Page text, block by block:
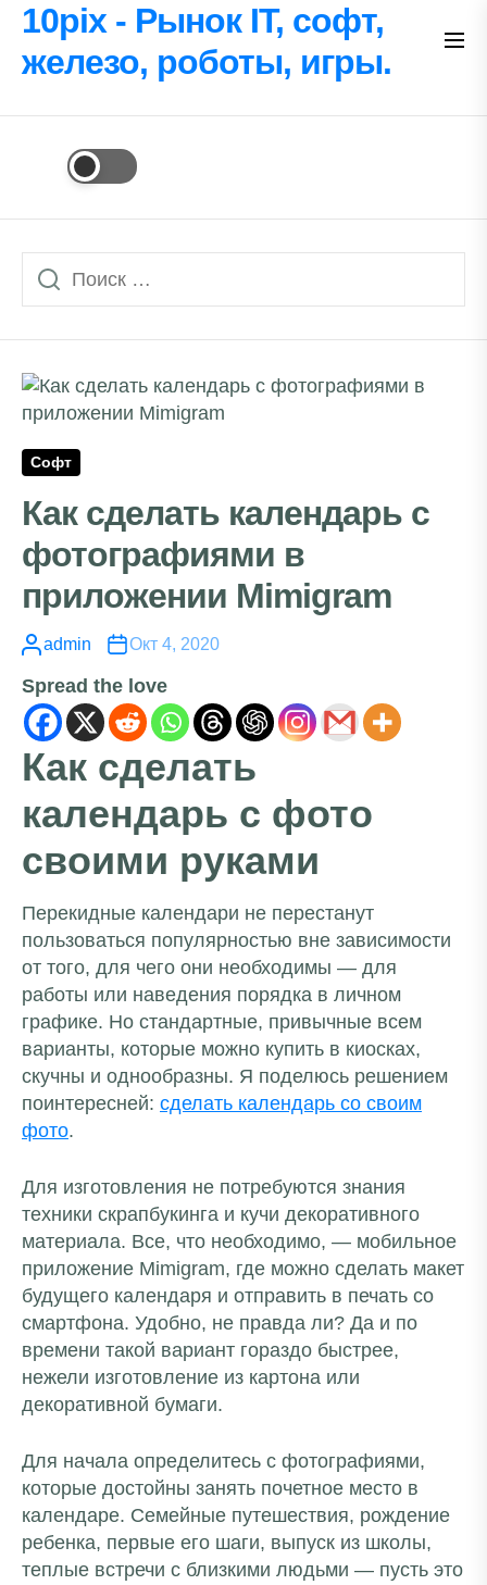
Перейти
содержимому
10pix - Рынок IT, софт,
железо, роботы, игры.
Софт
Как сделать календарь с
фотографиями в
приложении Mimigram
admin Окт 4, 2020
Spread the love
Как сделать
календарь с фото
своими руками
Перекидные календари не перестанут
пользоваться популярностью вне зависимости
от того, для чего они необходимы — для
работы или наведения порядка в личном
графике. Но стандартные, привычные всем
варианты, которые можно купить в киосках,
скучны и однообразны. Я поделюсь решением
поинтересней: сделать календарь со своим
фото.
Для изготовления не потребуются знания
техники скрапбукинга и кучи декоративного
материала. Все, что необходимо, — мобильное
приложение Mimigram, где можно сделать макет
будущего календаря и отправить в печать со
смартфона. Удобно, не правда ли? Да и по
времени такой вариант гораздо быстрее,
нежели изготовление из картона или
декоративной бумаги.
Для начала определитесь с фотографиями,
которые достойны занять почетное место в
календаре. Семейные путешествия, рождение
ребенка, первые его шаги, выпуск из школы,
теплые встречи с близкими людьми — пусть это